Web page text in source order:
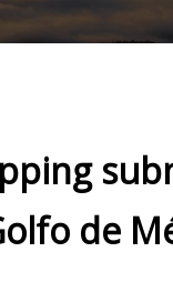
de